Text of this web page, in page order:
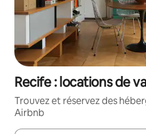
Recife : locations de
Trouvez et réservez des
Airbnb